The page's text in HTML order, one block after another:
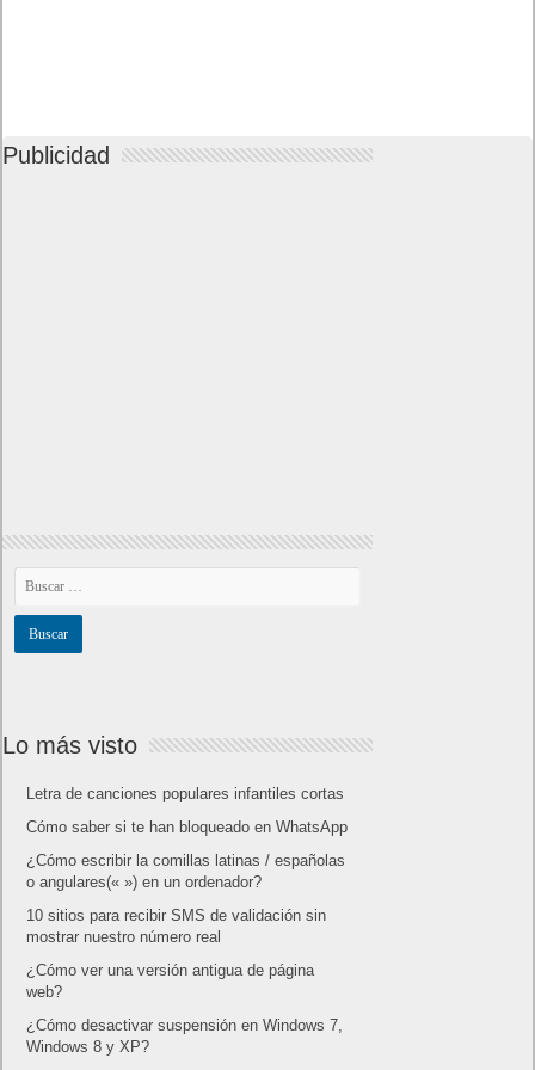
Publicidad
Lo más visto
Letra de canciones populares infantiles cortas
Cómo saber si te han bloqueado en WhatsApp
¿Cómo escribir la comillas latinas / españolas
o angulares(« ») en un ordenador?
10 sitios para recibir SMS de validación sin
mostrar nuestro número real
¿Cómo ver una versión antigua de página
web?
¿Cómo desactivar suspensión en Windows 7,
Windows 8 y XP?